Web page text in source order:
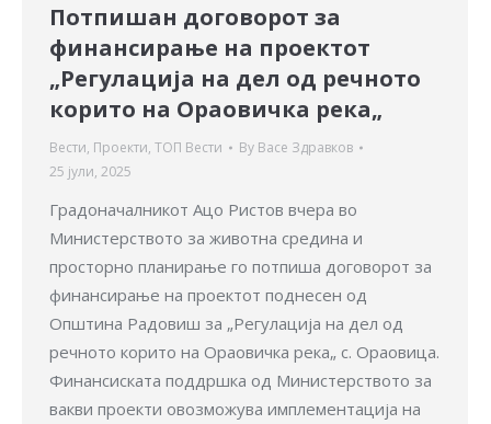
Потпишан договорот за
финансирање на проектот
„Регулација на дел од речното
корито на Ораовичка река„
Вести, Проекти, ТОП Вести By Васе Здравков
25 јули, 2025
Градоначалникот Ацо Ристов вчера во
Министерството за животна средина и
просторно планирање го потпиша договорот за
финансирање на проектот поднесен од
Општина Радовиш за „Регулација на дел од
речното корито на Ораовичка река„ с. Ораовица.
Финансиската поддршка од Министерството за
вакви проекти овозможува имплементација на